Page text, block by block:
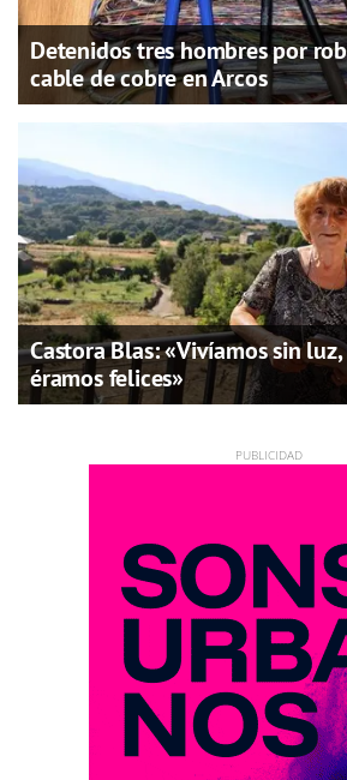
Detenidos tres hombres por
cable de cobre en Arcos
Castora Blas: «Vivíamos sin
éramos felices»